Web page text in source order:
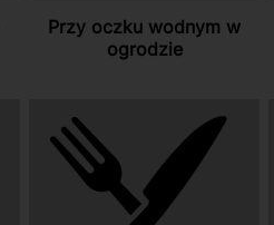
Przy oczku wodnym w
ogrodzie